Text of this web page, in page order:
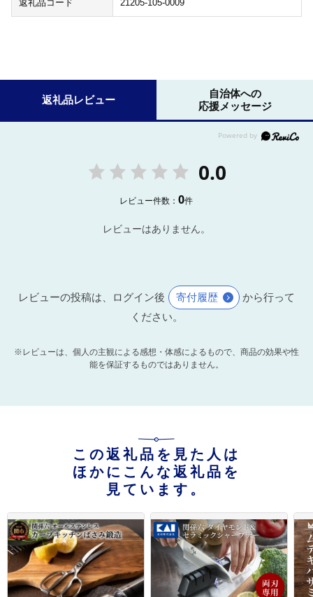
返礼品コード 21205-105-0009
返礼品レビュー
自治体への
応援メッセージ
0.0
レビュー件数：0件
レビューはありません。
レビューの投稿は、ログイン後 寄付履歴
から行って
ください。
※レビューは、個人の主観による感想・体感によるもので、商品の効果や性
能を保証するものではありません。
この返礼品を見た人は
ほかにこんな返礼品を
見ています。